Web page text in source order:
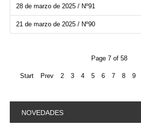
28 de marzo de 2025 / Nº91
21 de marzo de 2025 / Nº90
Page 7 of 58
Start Prev 2 3 4 5 6 7 8 9
NOVEDADES